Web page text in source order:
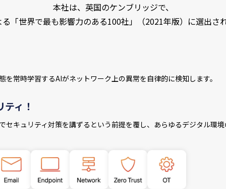
本社は、英国のケンブリッジで、
「世界で最も影響力のある100社」（2021年版）に選出さ
を常時学習するAIがネットワーク上の異常を自律的に検知します。
ィ！
セキュリティ対策を講ずるという前提を覆し、あらゆるデジタル環